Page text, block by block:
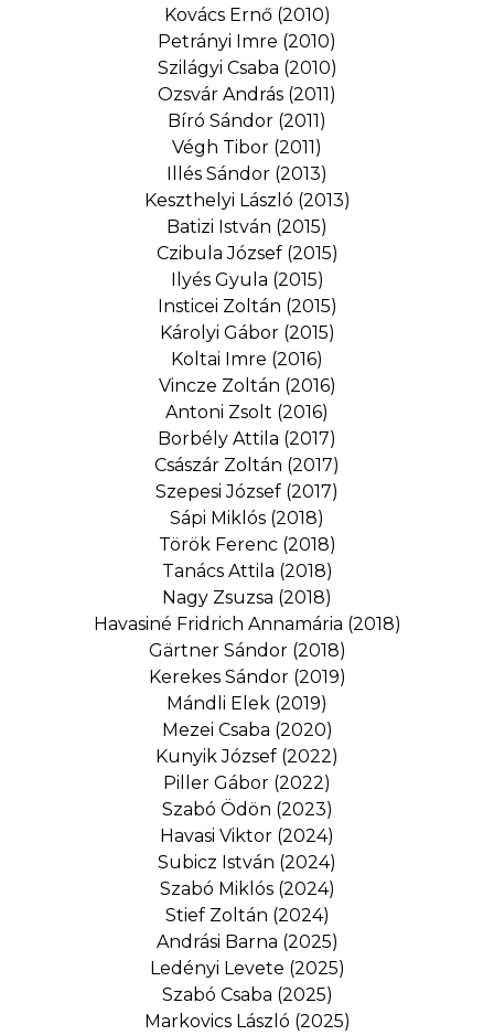
Kovács Ernő (2010)
Petrányi Imre (2010)
Szilágyi Csaba (2010)
Ozsvár András (2011)
Bíró Sándor (2011)
Végh Tibor (2011)
Illés Sándor (2013)
Keszthelyi László (2013)
Batizi István (2015)
Czibula József (2015)
Ilyés Gyula (2015)
Insticei Zoltán (2015)
Károlyi Gábor (2015)
Koltai Imre (2016)
Vincze Zoltán (2016)
Antoni Zsolt (2016)
Borbély Attila (2017)
Császár Zoltán (2017)
Szepesi József (2017)
Sápi Miklós (2018)
Török Ferenc (2018)
Tanács Attila (2018)
Nagy Zsuzsa (2018)
Havasiné Fridrich Annamária (2018)
Gärtner Sándor (2018)
Kerekes Sándor (2019)
Mándli Elek (2019)
Mezei Csaba (2020)
Kunyik József (2022)
Piller Gábor (2022)
Szabó Ödön (2023)
Havasi Viktor (2024)
Subicz István (2024)
Szabó Miklós (2024)
Stief Zoltán (2024)
Andrási Barna (2025)
Ledényi Levete (2025)
Szabó Csaba (2025)
Markovics László (2025)